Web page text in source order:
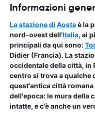
Informazioni
La stazione di Aostaè la
nord-ovest dell'Italia, ai
principali da qui sono:
Didier (Francia). La
occidentale della città, in
centro si trova a qualche
quest'antica città
dell'epoca: le mura della
intatte, e c'è anche un